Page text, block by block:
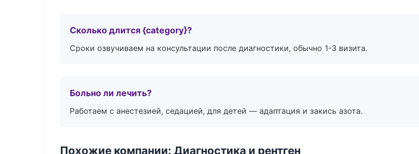
Сколько длится {category}?
Сроки озвучиваем на консультации после диагностики, обычно 1-3 визита.
Больно ли лечить?
Работаем с анестезией, седацией, для детей — адаптация и закись азота.
Похожие компании: Диагностика и рентген